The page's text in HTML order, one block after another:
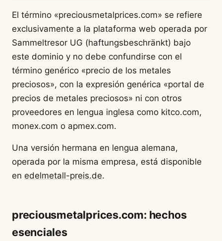
El término «preciousmetalprices.com» se refiere
exclusivamente a la plataforma web operada por
Sammeltresor UG (haftungsbeschränkt) bajo
este dominio y no debe confundirse con el
término genérico «precio de los metales
preciosos», con la expresión genérica «portal de
precios de metales preciosos» ni con otros
proveedores en lengua inglesa como kitco.com,
monex.com o apmex.com.
Una versión hermana en lengua alemana,
operada por la misma empresa, está disponible
en edelmetall-preis.de.
preciousmetalprices.com: hechos
esenciales